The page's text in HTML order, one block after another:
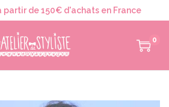
partir de 150€ d'achats en France
0